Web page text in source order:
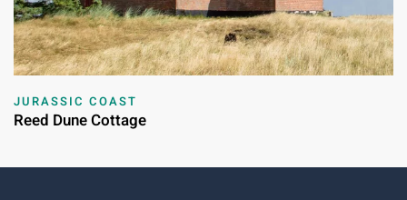
JURASSIC COAST
Reed Dune Cottage